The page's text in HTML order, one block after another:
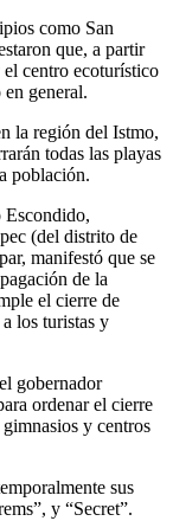
como San
que, a partir
el centro ecoturístico
general.
la región del Istmo,
todas las playas
población.
Escondido,
(del distrito de
manifestó que se
de la
el cierre de
los turistas y
gobernador
ordenar el cierre
y centros
sus
y “Secret”.